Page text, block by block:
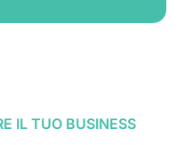
IL TUO BUSINESS